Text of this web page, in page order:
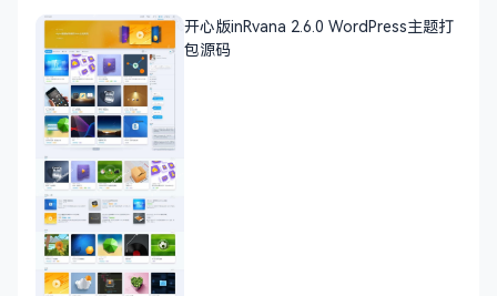
开心版inRvana 2.6.0 WordPress主题打
包源码